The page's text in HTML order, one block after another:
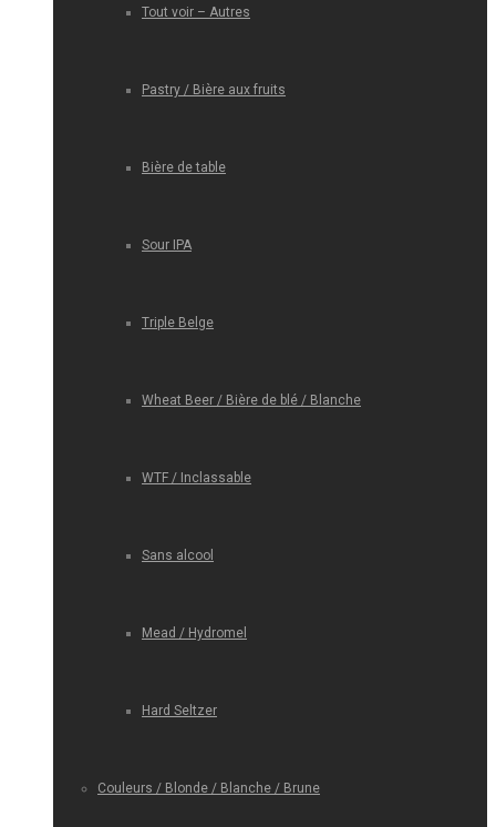
Tout voir – Autres
Pastry / Bière aux fruits
Bière de table
Sour IPA
Triple Belge
Wheat Beer / Bière de blé / Blanche
WTF / Inclassable
Sans alcool
Mead / Hydromel
Hard Seltzer
Couleurs / Blonde / Blanche / Brune